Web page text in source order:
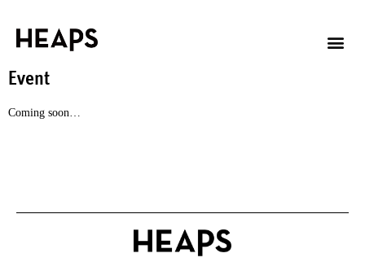
Event
Coming soon…